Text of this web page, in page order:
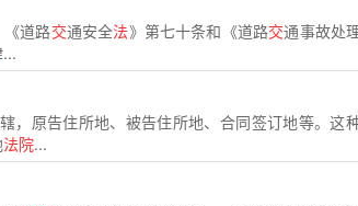
《道路交通安全法》第七十条和《道路交通事故处
，原告住所地、被告住所地、合同签订地等。这
法院...